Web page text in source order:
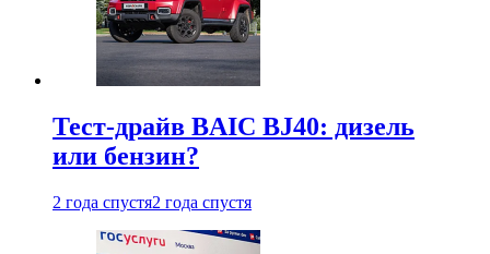
Тест-драйв BAIC BJ40: дизель
или бензин?
2 года спустя2 года спустя